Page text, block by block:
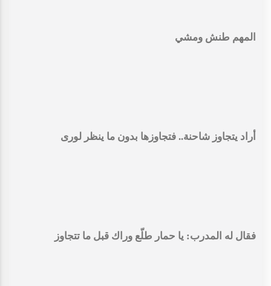
المهم طنش ومشي
أراد يتجاوز شاحنة.. فتجاوزها بدون ما ينظر لورى
فقال له المدرب: يا حمار طلّع وراك قبل ما تتجاوز